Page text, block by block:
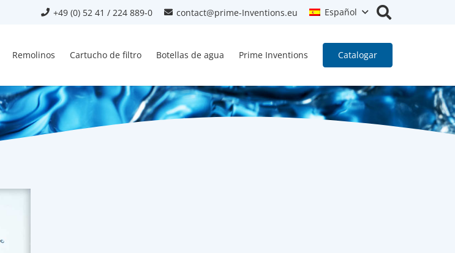
+49 (0) 52 41 / 224 889-0 contact@prime-Inventions.eu Español
Remolinos Cartucho de filtro Botellas de agua Prime Inventions Catalogar